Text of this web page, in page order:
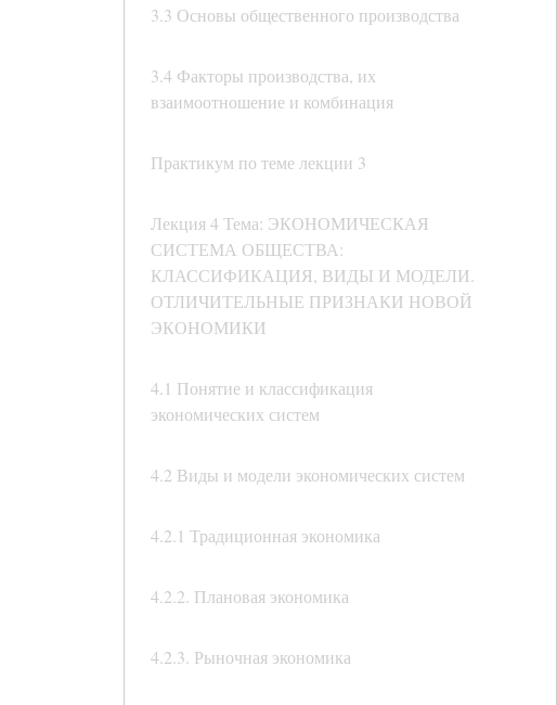
3.3 Основы общественного производства
3.4 Факторы производства, их
взаимоотношение и комбинация
Практикум по теме лекции 3
Лекция 4 Тема: ЭКОНОМИЧЕСКАЯ
СИСТЕМА ОБЩЕСТВА:
КЛАССИФИКАЦИЯ, ВИДЫ И МОДЕЛИ.
ОТЛИЧИТЕЛЬНЫЕ ПРИЗНАКИ НОВОЙ
ЭКОНОМИКИ
4.1 Понятие и классификация
экономических систем
4.2 Виды и модели экономических систем
4.2.1 Традиционная экономика
4.2.2. Плановая экономика
4.2.3. Рыночная экономика